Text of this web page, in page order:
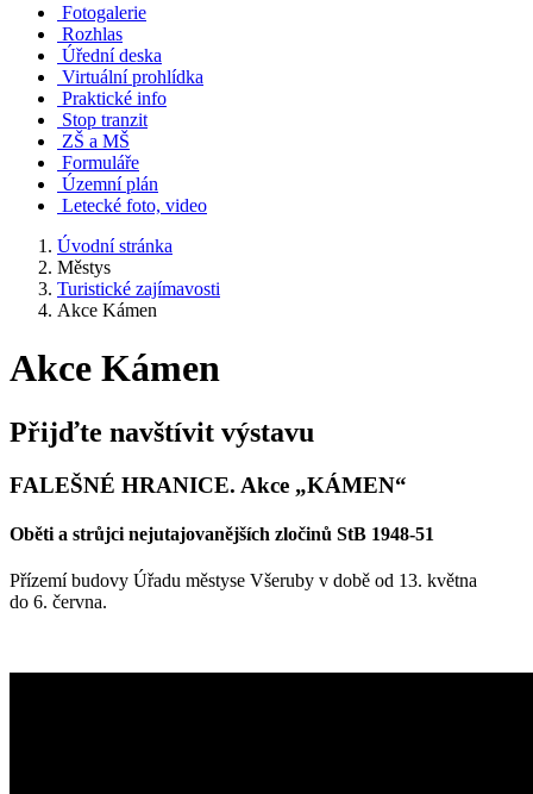
Fotogalerie
Rozhlas
Úřední deska
Virtuální prohlídka
Praktické info
Stop tranzit
ZŠ a MŠ
Formuláře
Územní plán
Letecké foto, video
Úvodní stránka
Městys
Turistické zajímavosti
Akce Kámen
Akce Kámen
Přijďte navštívit výstavu
FALEŠNÉ HRANICE. Akce „KÁMEN“
Oběti a strůjci nejutajovanějších zločinů StB 1948-51
Přízemí budovy Úřadu městyse Všeruby v době od 13. května
do 6. června.